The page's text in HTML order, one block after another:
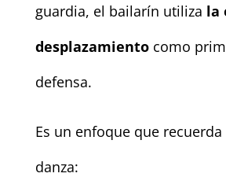
guardia, el bailarín utiliza la
desplazamientocomo
defensa.
Es un enfoque que
danza: